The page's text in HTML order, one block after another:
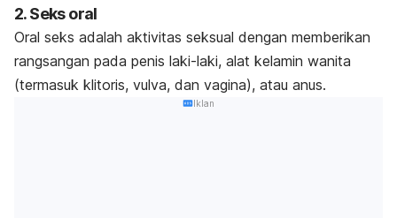
2. Seks oral
Oral seks adalah aktivitas seksual dengan memberikan
rangsangan pada penis laki-laki, alat kelamin wanita
(termasuk klitoris, vulva, dan vagina), atau anus.
Iklan